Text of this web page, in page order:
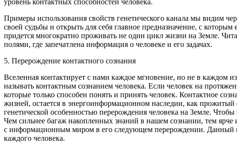
уровень контактных способностей человека.
Примеры использования свойств генетического канала мы видим
своей судьбы и открыть для себя главное предназначение, с
придется многократно проживать не один цикл жизни на Земле.
полями, где запечатлена информация о человеке и его задачах.
5. Перерождение контактного сознания
Вселенная контактирует с нами каждое мгновение, но не в каждом
называть контактным сознанием человека. Если человек на
которые только способен понять и принять человек. Контактное
жизней, остается в энергоинформационном наследии, как
генетической особенностью перерождения человека на Земле.
Чем сильнее багаж накопленных знаний в нашем сознании, тем
с информационным миром в его следующем перерождении. Данный
каждого человека.